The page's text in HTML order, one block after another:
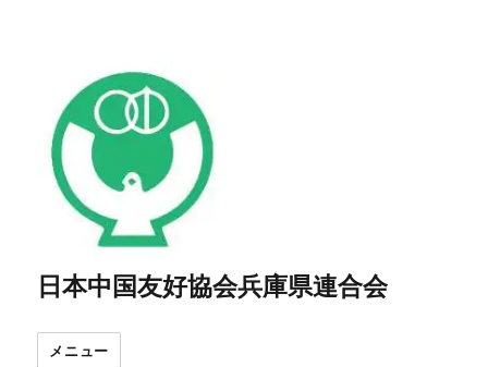
日本中国友好協会兵庫県連合会
メニュー